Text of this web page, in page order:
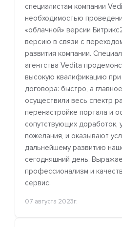
специалистам компании
необходимостью
«облачной» версии
версию в связи с
развития компании.
агентства Vedita
высокую квалификацию при
договора: быстро, а
осуществили весь спектр
перенастройке портала и
сопутствующих доработок,
пожелания, и оказывают
дальнейшему развитию
сегодняшний день.
профессионализм и
сервис.
07 августа 2023г.